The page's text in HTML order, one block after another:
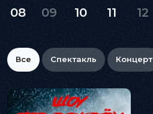
08 09 10 11 12
Все Спектакль Концерт